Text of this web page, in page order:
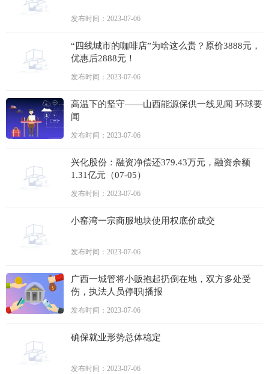
发布时间：2023-07-06
“四线城市的咖啡店”为啥这么贵？原价3888元，
优惠后2888元！
发布时间：2023-07-06
高温下的坚守——山西能源保供一线见闻 环球要
闻
发布时间：2023-07-06
兴化股份：融资净偿还379.43万元，融资余额
1.31亿元（07-05）
发布时间：2023-07-06
小窑湾一宗商服地块使用权底价成交
发布时间：2023-07-06
广西一城管将小贩抱起扔倒在地，双方多处受
伤，执法人员停职|播报
发布时间：2023-07-06
确保就业形势总体稳定
发布时间：2023-07-06